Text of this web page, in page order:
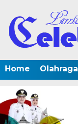
Home Olahraga